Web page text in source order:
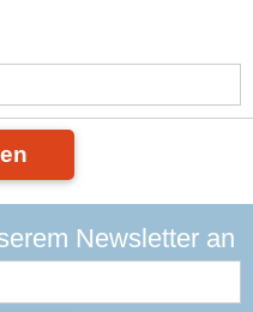
Newsletter an